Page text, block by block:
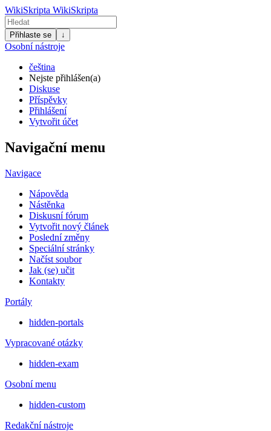
WikiSkripta WikiSkripta
Přihlaste se ↓
Osobní nástroje
čeština
Nejste přihlášen(a)
Diskuse
Příspěvky
Přihlášení
Vytvořit účet
Navigační menu
Navigace
Nápověda
Nástěnka
Diskusní fórum
Vytvořit nový článek
Poslední změny
Speciální stránky
Načíst soubor
Jak (se) učit
Kontakty
Portály
hidden-portals
Vypracované otázky
hidden-exam
Osobní menu
hidden-custom
Redakční nástroje